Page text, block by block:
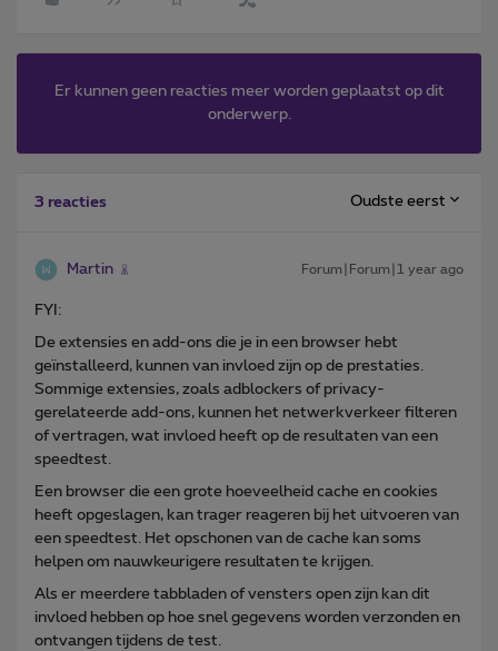
Er kunnen geen reacties meer worden geplaatst op dit
onderwerp.
3 reacties Oudste eerst
Martin Forum|Forum|1 year ago
FYI:
De extensies en add-ons die je in een browser hebt
geïnstalleerd, kunnen van invloed zijn op de prestaties.
Sommige extensies, zoals adblockers of privacy-
gerelateerde add-ons, kunnen het netwerkverkeer filteren
of vertragen, wat invloed heeft op de resultaten van een
speedtest.
Een browser die een grote hoeveelheid cache en cookies
heeft opgeslagen, kan trager reageren bij het uitvoeren van
een speedtest. Het opschonen van de cache kan soms
helpen om nauwkeurigere resultaten te krijgen.
Als er meerdere tabbladen of vensters open zijn kan dit
invloed hebben op hoe snel gegevens worden verzonden en
ontvangen tijdens de test.